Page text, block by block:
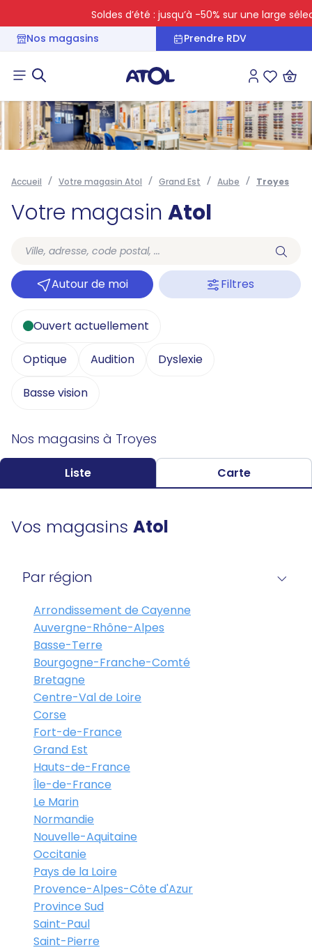
Soldes d’été : jusqu’à -50% sur une large
Nos magasins
Prendre RDV
Connexion
Accueil Votre magasin Atol Grand Est Aube Troyes
Votre magasin Atol
Autour de moi Filtres
Ouvert actuellement
Optique Audition Dyslexie
Basse vision
Nos magasins à Troyes
Liste Carte
Vos magasins Atol
Par région
Arrondissement de Cayenne
Auvergne-Rhône-Alpes
Basse-Terre
Bourgogne-Franche-Comté
Bretagne
Centre-Val de Loire
Corse
Fort-de-France
Grand Est
Hauts-de-France
Île-de-France
Le Marin
Normandie
Nouvelle-Aquitaine
Occitanie
Pays de la Loire
Provence-Alpes-Côte d'Azur
Province Sud
Saint-Paul
Saint-Pierre